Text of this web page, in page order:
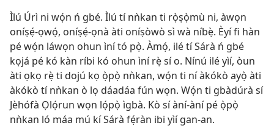
Ìlú Úrì ni wọ́n ń gbé. Ìlú tí nǹkan ti rọ̀ṣọ̀mù ni, àwọn
oníṣẹ́-ọwọ́, oníṣẹ́-ọnà àti oníṣòwò sì wà níbẹ̀. Èyí fi hàn
pé wọ́n láwọn ohun ìní tó pọ̀. Àmọ́, ilé tí Sárà ń gbé
kọjá pé kó kàn ríbi kó ohun ìní rẹ̀ sí o. Nínú ilé yìí, òun
àti ọkọ rẹ̀ ti dojú kọ ọ̀pọ̀ nǹkan, wọ́n ti ní àkókò ayọ̀ àti
àkókò tí nǹkan ò lọ dáadáa fún wọn. Wọ́n ti gbàdúrà sí
Jèhófà Ọlọ́run wọn lọ́pọ̀ ìgbà. Kò sí àní-àní pé ọ̀pọ̀
nǹkan ló máa mú kí Sárà fẹ́ràn ibi yìí gan-an.